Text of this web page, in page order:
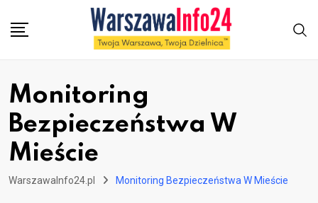
Monitoring
Bezpieczeństwa W
Mieście
WarszawaInfo24.pl Monitoring Bezpieczeństwa W Mieście